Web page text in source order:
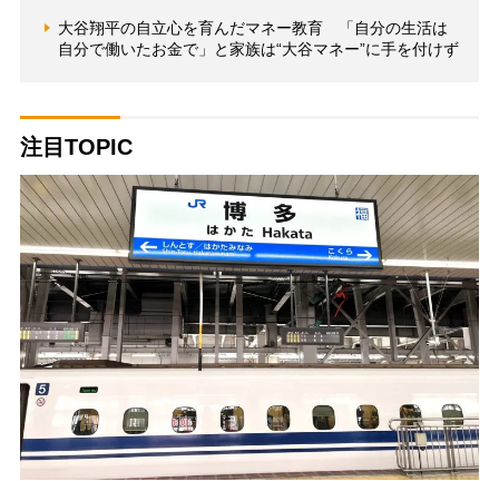
大谷翔平の自立心を育んだマネー教育 「自分の生活は
自分で働いたお金で」と家族は“大谷マネー”に手を付けず
注目TOPIC